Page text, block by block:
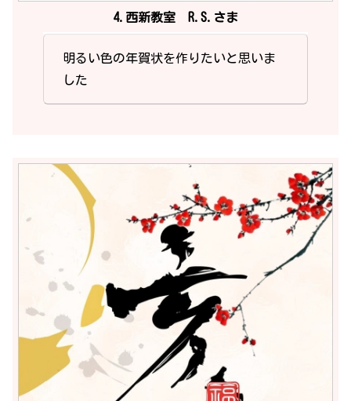
4.西新教室 R.S.さま
明るい色の年賀状を作りたいと思いま
した